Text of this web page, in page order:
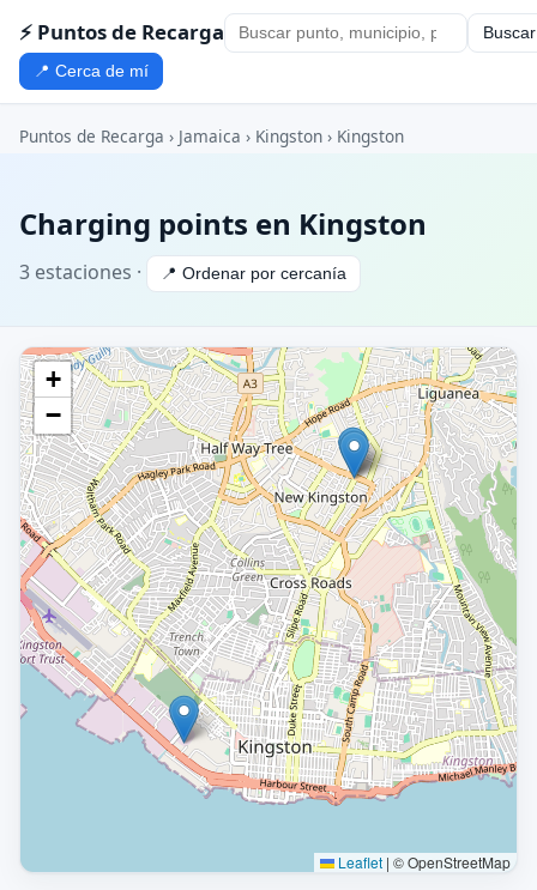
⚡ Puntos de Recarga Buscar
📍 Cerca de mí
Puntos de Recarga › Jamaica › Kingston › Kingston
Charging points en Kingston
3 estaciones · 📍 Ordenar por cercanía
+
−
Leaflet | © OpenStreetMap